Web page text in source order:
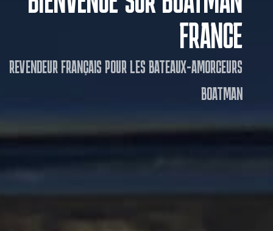
FRANCE
REVENDEUR FRANÇAIS POUR LES BATEAUX-AMORCEURS
BOATMAN